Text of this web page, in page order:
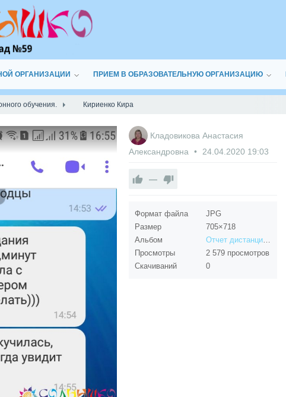
ОРГАНИЗАЦИИ ПРИЕМ В ОБРАЗОВАТЕЛЬНУЮ ОРГАНИЗАЦИЮ
обучения. Кириенко Кира
Кладовикова Анастасия
Александровна
24.04.2020 19:03
—
Формат файла
JPG
Размер
705×718
Альбом
Отчет дистанционного обучения.
Просмотры
2 579 просмотров
Скачиваний
0